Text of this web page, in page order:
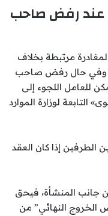
عند رفض صاحب
مرتبطة بخلاف
وفي حال رفض صاحب
للعامل اللجوء إلى
التابعة لوزارة الموارد
الطرفين إذا كان العقد
جانب المنشأة، فيحق
النهائي” من